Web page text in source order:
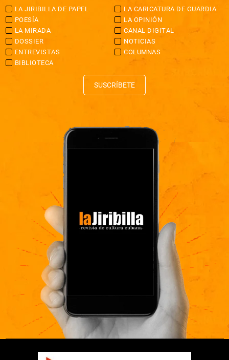
LA JIRIBILLA DE PAPEL
LA CARICATURA DE GUARDIA
POESÍA
LA OPINIÓN
LA MIRADA
CANAL DIGITAL
DOSSIER
NOTICIAS
ENTREVISTAS
COLUMNAS
BIBLIOTECA
SUSCRÍBETE